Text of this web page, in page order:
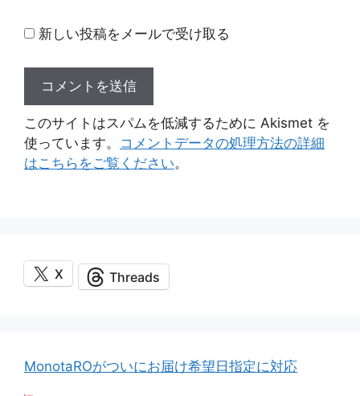
新しい投稿をメールで受け取る
このサイトはスパムを低減するために Akismet を
使っています。 コメントデータの処理方法の詳細
はこちらをご覧ください。
X Threads
MonotaROがついにお届け希望日指定に対応